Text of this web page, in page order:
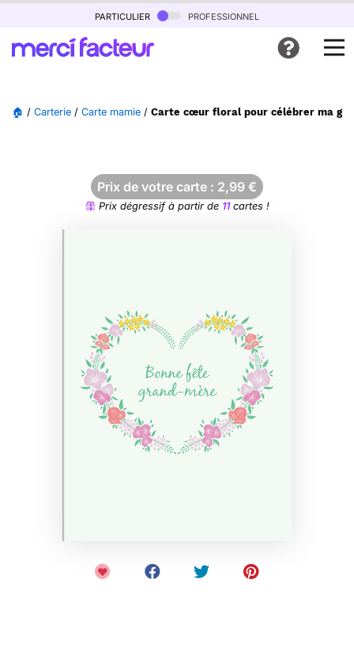
particulier professionnel
🏠 / Carterie / Carte mamie / Carte cœur floral pour célébrer ma
Prix de votre carte : 2,99 €
Prix dégressif à partir de 11cartes !